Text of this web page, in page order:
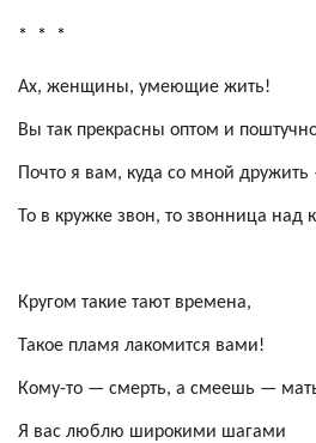
* * *
Ах, женщины, умеющие жить!
Вы так прекрасны оптом и
Почто я вам, куда со мной
То в кружке звон, то звонница над
Кругом такие тают времена,
Такое пламя лакомится вами!
Кому-то — смерть, а смеешь —
Я вас люблю широкими шагами